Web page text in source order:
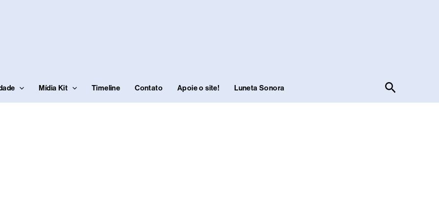
Mídia Kit Timeline Contato Apoie o site! Luneta Sonora Pesquisar